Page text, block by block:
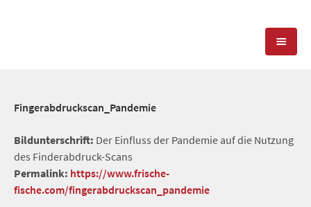
SOCIAL MEDIA
POSITIONIERUNG
REFERENZEN
PRESSESERVICE
Fingerabdruckscan_Pandemie
Bildunterschrift: Der Einfluss der Pandemie auf die Nutzung
des Finderabdruck-Scans
Permalink: https://www.frische-
fische.com/fingerabdruckscan_pandemie